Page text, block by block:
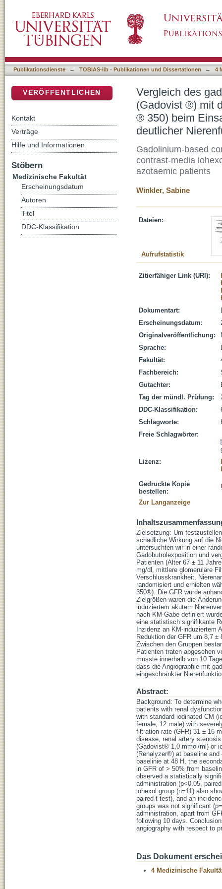
Kontrastmittel Iohexol (Omnipaque ® 350)
mit deutlicher Nierenfunktionseinschränkung
Publikationsdienste → TOBIAS-lib - Publikationen und Dissertationen → 4
Vergleich des
(Gadovist ®) mit
® 350) beim
deutlicher
Gadolinium-based
contrast-media
azotaemic patients
Winkler, Sabine
Dateien:
Aufrufstatistik
Zitierfähiger Link (URI):
Dokumentart:
Erscheinungsdatum:
Originalveröffentlichung:
Sprache:
Fakultät:
Fachbereich:
Gutachter:
Tag der mündl. Prüfung:
DDC-Klassifikation:
Schlagworte:
Freie Schlagwörter:
Lizenz:
Gedruckte Kopie
bestellen:
Zur Langanzeige
Zielsetzung: Um
schädliche Wirkung auf die
untersuchten wir in einer
Gadobutrolexposition und
Patienten (Alter 67 ± 11
mg/dl, mittlere glomeruläre
Verschlusskrankheit,
randomisiert und erhielten
350®). Die GFR wurde
Zielgrößen waren die
induziertem akutem
nach KM-Gabe definiert
eine statistisch signifikante
Inzidenz an KM-induziertem
Reduktion der GFR um 8,7
Zwischen den Gruppen
Patienten traten abgesehen
musste innerhalb von 10
dass die Angiographie mit
eingeschränkter
Abstract:
Background: To determine
patients with renal
with standard iodinated CM
female, 12 male) with
filtration rate (GFR) 31 ± 16
disease, renal artery
(Gadovist® 1,0 mmol/ml) or
(Renalyzer®) at baseline
baselinie at 48 H, the
in GFR of > 50% from
observed a statistically
administration (p<0,05,
iohexol group (n=11) also
paired t-test), and an
groups was not significant
administration, apart from
following 10 days.
angiography with respect to
Das Dokument
4 Medizinische
VERÖFFENTLICHEN
Kontakt
Verträge
Hilfe und Informationen
Stöbern
Medizinische Fakultät
Erscheinungsdatum
Autoren
Titel
DDC-Klassifikation